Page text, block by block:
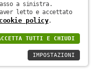
liquidate come da
e di natura e quantità
carico dell’attrice in base
della convenuta ed in
delle terze chiamate;
a sinistra.
letto e accettato
cookie policy.
TUTTI E CHIUDI
IMPOSTAZIONI